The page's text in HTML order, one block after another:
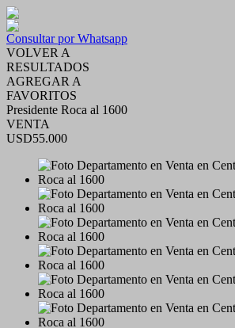
Consultar por Whatsapp
VOLVER A
RESULTADOS
AGREGAR A
FAVORITOS
Presidente Roca al 1600
VENTA
USD55.000